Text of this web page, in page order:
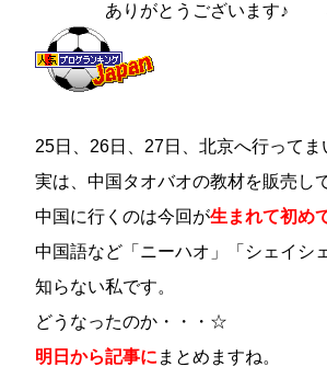
ありがとうございます♪
25日、26日、27日、北京へ行ってま
実は、中国タオバオの教材を販売し
中国に行くのは今回が生まれて初め
中国語など「ニーハオ」「シェイシ
知らない私です。
どうなったのか・・・☆
明日から記事に まとめますね。